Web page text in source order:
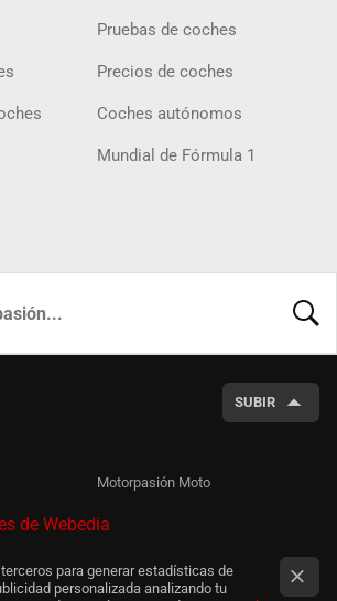
Pruebas de coches
Precios de coches
Coches autónomos
Mundial de Fórmula 1
SUBIR
Motorpasión Moto
de Webedia
para generar estadísticas de
personalizada analizando tu